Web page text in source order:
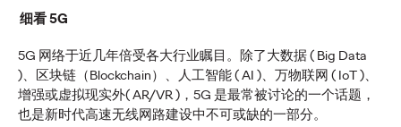
细看 5G
5G 网络于近几年倍受各大行业瞩目。除了大数据 ( Big Data
)、区块链（Blockchain）、人工智能 ( AI )、万物联网 ( IoT )、
增强或虚拟现实外( AR/VR )，5G 是最常被讨论的一个话题，
也是新时代高速无线网路建设中不可或缺的一部分。
为首席执行官
奥美中国 03/06/2026
进一步强化集团长期人才发展战略与协同增长模式